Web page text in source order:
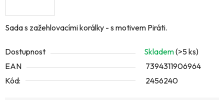
Sada s zažehlovacími korálky - s motivem Piráti.
Dostupnost Skladem(>5 ks)
EAN
7394311906964
Kód:
2456240